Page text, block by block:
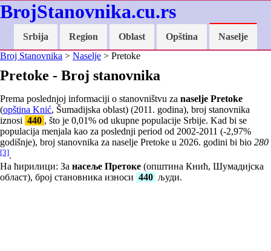
BrojStanovnika.cu.rs
Srbija Region Oblast Opština
Naselje
Broj Stanovnika > Naselje > Pretoke
Pretoke - Broj stanovnika
Prema poslednjoj informaciji o stanovništvu za naselje Pretoke
(opština Knić, Šumadijska oblast) (2011. godina), broj stanovnika
iznosi 440 , što je 0,01% od ukupne populacije Srbije. Kad bi se
populacija menjala kao za poslednji period od 2002-2011 (-2,97%
godišnje), broj stanovnika za naselje Pretoke u 2026. godini bi bio 280
[3].
На ћирилици: За насеље Претоке (општина Кнић, Шумадијска
област), број становника износи 440 људи.